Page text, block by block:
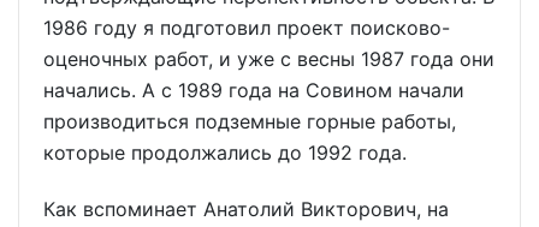
1986 году я подготовил проект поисково-
оценочных работ, и уже с весны 1987 года они
начались. А с 1989 года на Совином начали
производиться подземные горные работы,
которые продолжались до 1992 года.
Как вспоминает Анатолий Викторович, на